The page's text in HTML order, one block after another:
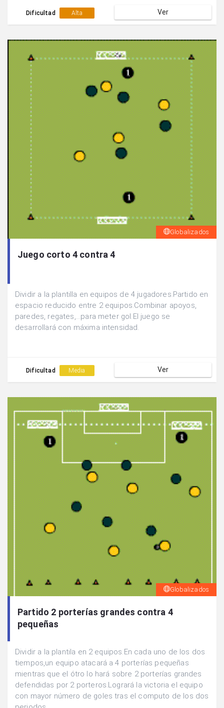
lleve a cabo dificultando las acciones.Cuando ya se
tiene la dinámica controlada y para que sea una
desde una posición más avanzada y realizar la acción
reculando.
Dificultad Alta Ver
Globalizados
Juego corto 4 contra 4
Dividir a la plantilla en equipos de 4 jugadores.Partido en
espacio reducido entre 2 equipos.Combinar apoyos,
paredes, regates,...para meter gol.El juego se
desarrollará con máxima intensidad.
Dificultad Media Ver
Globalizados
Partido 2 porterías grandes contra 4
pequeñas
Dividir a la plantila en 2 equipos.En cada uno de los dos
tiempos,un equipo atacará a 4 porterías pequeñas
mientras que el ótro lo hará sobre 2 porterías grandes
defendidas por 2 porteros.Logrará la victoria el equipo
con mayor número de goles tras el computo de los dos